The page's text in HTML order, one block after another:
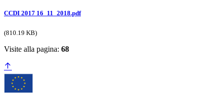
CCDI 2017 16_11_2018.pdf
(810.19 KB)
Visite alla pagina: 68